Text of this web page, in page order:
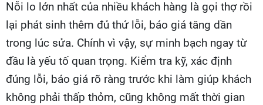
Nỗi lo lớn nhất của nhiều khách hàng là gọi thợ rồi
lại phát sinh thêm đủ thứ lỗi, báo giá tăng dần
trong lúc sửa. Chính vì vậy, sự minh bạch ngay từ
đầu là yếu tố quan trọng. Kiểm tra kỹ, xác định
đúng lỗi, báo giá rõ ràng trước khi làm giúp khách
không phải thấp thỏm, cũng không mất thời gian